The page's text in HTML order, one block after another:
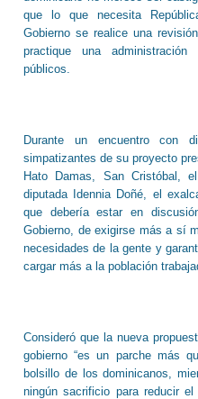
que lo que necesita
Gobierno se realice una
practique una
públicos.
Durante un encuentro con
simpatizantes de su proyecto
Hato Damas, San Cristóbal,
diputada Idennia Doñé, el
que debería estar en
Gobierno, de exigirse más a sí
necesidades de la gente y
cargar más a la población
Consideró que la nueva
gobierno “es un parche más
bolsillo de los dominicanos,
ningún sacrificio para reducir